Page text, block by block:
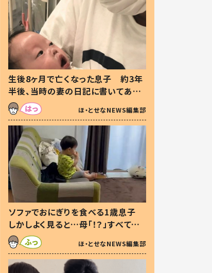
生後8ヶ月で亡くなった息子 約3年
半後、当時の妻の日記に書いてあっ
た本音とは
ほ・とせなNEWS編集部
ソファでおにぎりを食べる1歳息子
しかしよく見ると…母「！？」すべてを
察した母の投稿に「可愛いから許
す！」「現行犯〜」
ほ・とせなNEWS編集部